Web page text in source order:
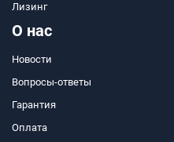
Лизинг
О нас
Новости
Вопросы-ответы
Гарантия
Оплата